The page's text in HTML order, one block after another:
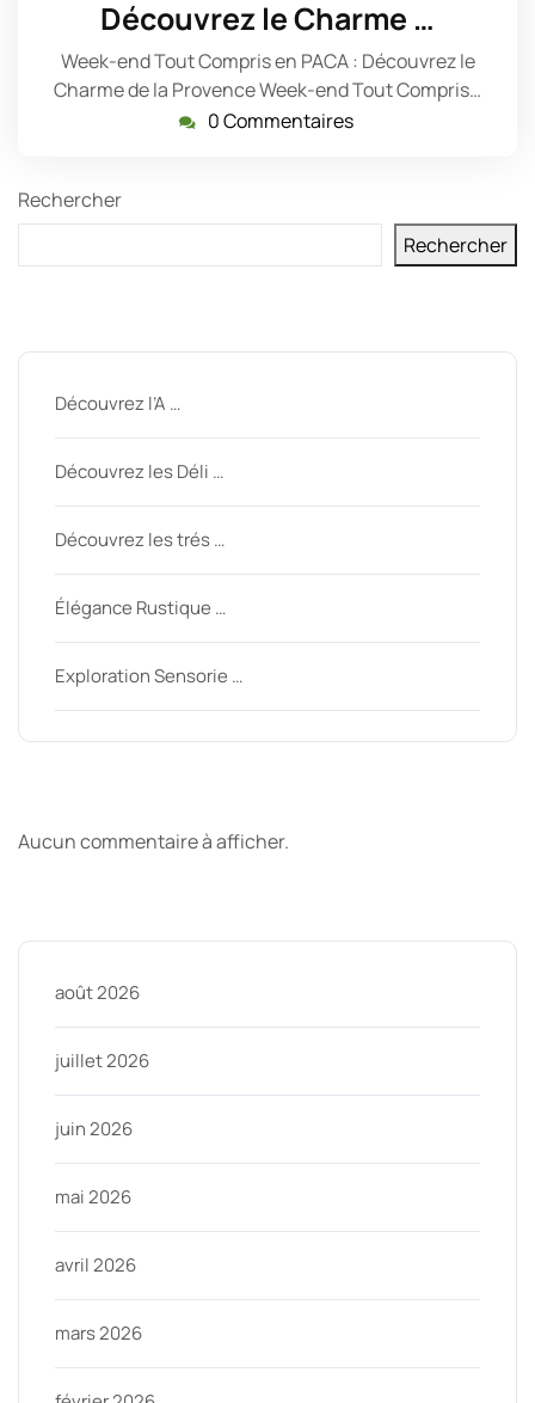
2025
Découvrez le Charme …
Week-end Tout Compris en PACA : Découvrez le
Charme de la Provence Week-end Tout Compris…
0 Commentaires
Rechercher
Rechercher
Découvrez l’A …
Découvrez les Déli …
Découvrez les trés …
Élégance Rustique …
Exploration Sensorie …
Aucun commentaire à afficher.
août 2026
juillet 2026
juin 2026
mai 2026
avril 2026
mars 2026